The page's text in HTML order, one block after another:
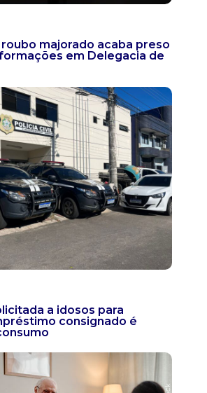
majorado acaba preso
em Delegacia de
a idosos para
consignado é